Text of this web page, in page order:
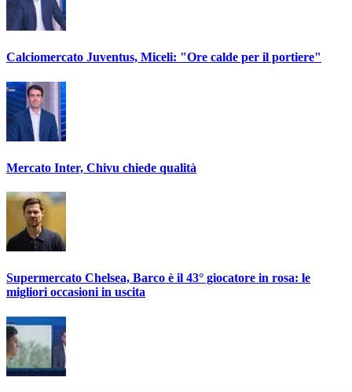
Calciomercato Juventus, Miceli: "Ore calde per il portiere"
Mercato Inter, Chivu chiede qualità
Supermercato Chelsea, Barco è il 43° giocatore in rosa: le
migliori occasioni in uscita